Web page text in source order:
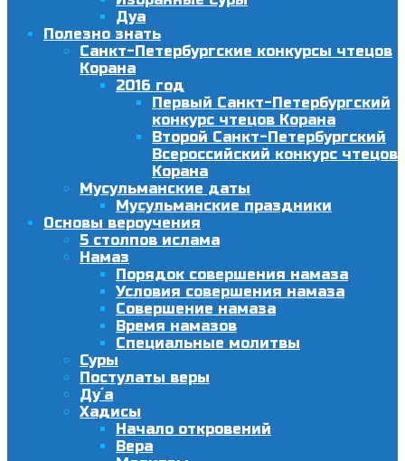
Дуа
Полезно знать
Санкт-Петербургские конкурсы чтецов
Корана
2016 год
Первый Санкт-Петербургский
конкурс чтецов Корана
Второй Санкт-Петербургский
Всероссийский конкурс чтецов
Корана
Мусульманские даты
Мусульманские праздники
Основы вероучения
5 столпов ислама
Намаз
Порядок совершения намаза
Условия совершения намаза
Совершение намаза
Время намазов
Специальные молитвы
Суры
Постулаты веры
Ду´а
Хадисы
Начало откровений
Вера